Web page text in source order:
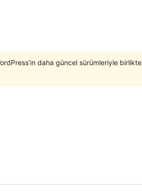
daha güncel sürümleriyle birlikte